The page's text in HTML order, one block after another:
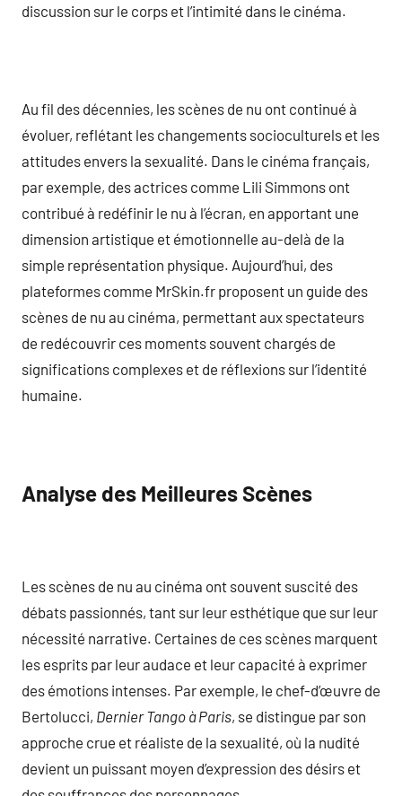
discussion sur le corps et l’intimité dans le cinéma.
Au fil des décennies, les scènes de nu ont continué à
évoluer, reflétant les changements socioculturels et les
attitudes envers la sexualité. Dans le cinéma français,
par exemple, des actrices comme Lili Simmons ont
contribué à redéfinir le nu à l’écran, en apportant une
dimension artistique et émotionnelle au-delà de la
simple représentation physique. Aujourd’hui, des
plateformes comme MrSkin.fr proposent un guide des
scènes de nu au cinéma, permettant aux spectateurs
de redécouvrir ces moments souvent chargés de
significations complexes et de réflexions sur l’identité
humaine.
Analyse des Meilleures Scènes
Les scènes de nu au cinéma ont souvent suscité des
débats passionnés, tant sur leur esthétique que sur leur
nécessité narrative. Certaines de ces scènes marquent
les esprits par leur audace et leur capacité à exprimer
des émotions intenses. Par exemple, le chef-d’œuvre de
Bertolucci, Dernier Tango à Paris, se distingue par son
approche crue et réaliste de la sexualité, où la nudité
devient un puissant moyen d’expression des désirs et